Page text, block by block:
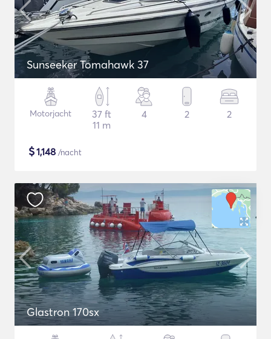
Sunseeker Tomahawk 37
Motorjacht
37 ft
11 m
4 2 2
$1,148 /nacht
Glastron 170sx